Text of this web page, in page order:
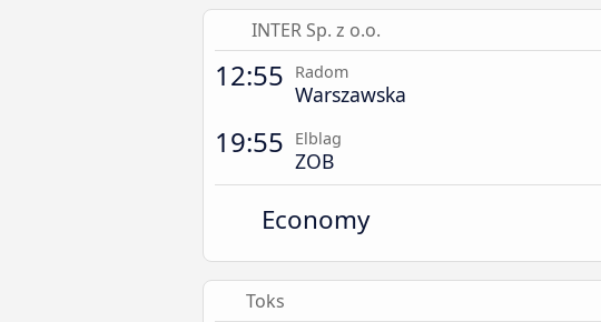
INTER Sp. z o.o.
12:55 Radom
Warszawska
19:55 Elblag
ZOB
Economy
Toks